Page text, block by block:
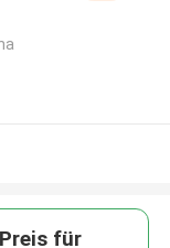
für